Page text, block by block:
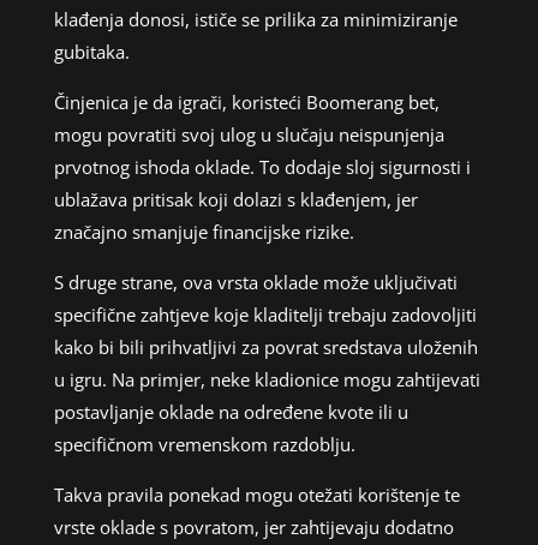
klađenja donosi, ističe se prilika za minimiziranje
gubitaka.
Činjenica je da igrači, koristeći Boomerang bet,
mogu povratiti svoj ulog u slučaju neispunjenja
prvotnog ishoda oklade. To dodaje sloj sigurnosti i
ublažava pritisak koji dolazi s klađenjem, jer
značajno smanjuje financijske rizike.
S druge strane, ova vrsta oklade može uključivati
specifične zahtjeve koje kladitelji trebaju zadovoljiti
kako bi bili prihvatljivi za povrat sredstava uloženih
u igru. Na primjer, neke kladionice mogu zahtijevati
postavljanje oklade na određene kvote ili u
specifičnom vremenskom razdoblju.
Takva pravila ponekad mogu otežati korištenje te
vrste oklade s povratom, jer zahtijevaju dodatno